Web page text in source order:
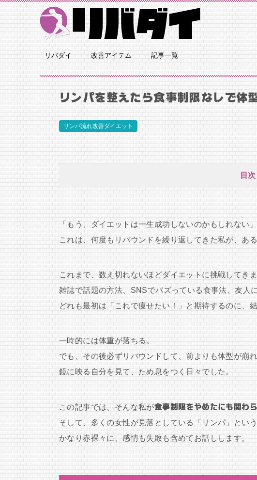
リバダイ 改善アイテム 記事一覧
リンパを整えたら食事制限なしで体
リンパ流れ改善ダイエット
目次
「もう、ダイエットは一生成功しないのかもしれない」
これは、何度もリバウンドを繰り返してきた私が、あ
これまで、数え切れないほどダイエットに挑戦してきま
雑誌で話題の方法、SNSでバズっている食事法、友人
どれも最初は「これで痩せたい！」と期待するのに、
一時的には体重が落ちる。
でも、その後必ずリバウンドして、前よりも体型が崩れ
鏡に映る自分を見て、ため息をつく日々でした。
この記事では、そんな私が食事制限をやめたにも関わ
そして、多くの女性が見落としている「リンパ」という
かなり赤裸々に、感情も失敗も含めてお話しします。